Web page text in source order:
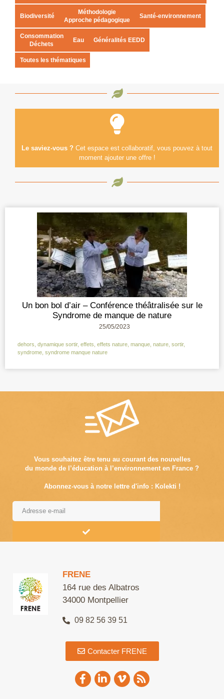
Biodiversité
Méthodologie
Approche pédagogique
Santé-environnement
Consommation
Déchets
Eau Généralités EEDD
Toutes les thématiques
Le saviez-vous ? Cet espace est collaboratif, vous pouvez à tout
moment ajouter une offre !
Un bon bol d’air – Conférence théâtralisée sur le
Syndrome de manque de nature
25/05/2023
dehors dynamique sortir, effets effets nature manque nature sortir,
syndrome syndrome manque nature
Vous souhaitez être tenu au courant des nouvelles
du monde de l’éducation à l’environnement en France ?
Abonnez-vous à notre lettre d'info : Kolekti !
FRENE
164 rue des Albatros
34000 Montpellier
09 82 56 39 51
Contacter FRENE